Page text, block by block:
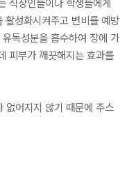
활성화시켜주고 변비를 예방
독성분을 흡수하여 장에 가
피부가 깨끗해지는 효과를
없어지지 않기 때문에 주스